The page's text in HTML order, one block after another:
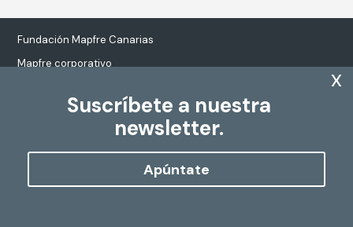
Suscríbete a nuestra
newsletter.
Apúntate
x
Fundación Mapfre Canarias
Mapfre corporativo
Tratamiento de datos personales
Política de Cookies